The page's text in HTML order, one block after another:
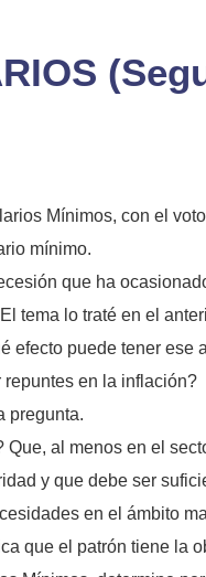
Mínimos, con el
mínimo.
que ha
tema lo traté en el
efecto puede tener ese
en la inflación?
pregunta.
al menos en el
y que debe ser
en el ámbito
que el patrón tiene la